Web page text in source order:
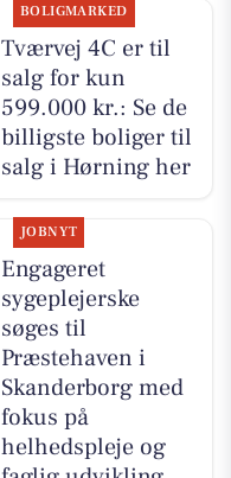
BOLIGMARKED
Tværvej 4C er til
salg for kun
599.000 kr.: Se de
billigste boliger til
salg i Hørning her
JOBNYT
Engageret
sygeplejerske
søges til
Præstehaven i
Skanderborg med
fokus på
helhedspleje og